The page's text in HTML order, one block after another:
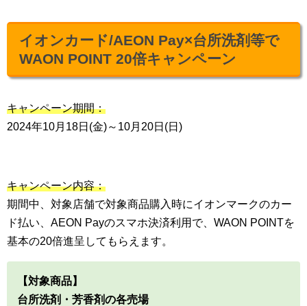
イオンカード/AEON Pay×台所洗剤等で
WAON POINT 20倍キャンペーン
キャンペーン期間：
2024年10月18日(金)～10月20日(日)
キャンペーン内容：
期間中、対象店舗で対象商品購入時にイオンマークのカー
ド払い、AEON Payのスマホ決済利用で、WAON POINTを
基本の20倍進呈してもらえます。
【対象商品】
台所洗剤・芳香剤の各売場